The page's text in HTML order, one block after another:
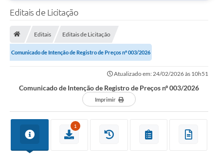
Editais de Licitação
Editais Editais de Licitação
Comunicado de Intenção de Registro de Preços nº 003/2026
Atualizado em: 24/02/2026 às 10h51
Comunicado de Intenção de Registro de Preços nº 003/2026
Imprimir
1